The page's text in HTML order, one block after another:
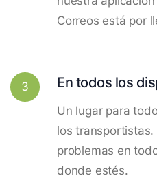
Correos está por
3 En todos los
Un lugar para
los transportistas.
problemas en
donde estés.